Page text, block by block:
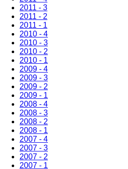
2011 - 3
2011 - 2
2011 - 1
2010 - 4
2010 - 3
2010 - 2
2010 - 1
2009 - 4
2009 - 3
2009 - 2
2009 - 1
2008 - 4
2008 - 3
2008 - 2
2008 - 1
2007 - 4
2007 - 3
2007 - 2
2007 - 1